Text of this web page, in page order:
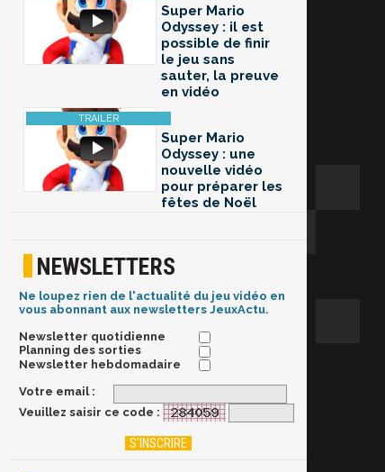
Super Mario
Odyssey : il est
possible de finir
le jeu sans
sauter, la preuve
en vidéo
Super Mario
Odyssey : une
nouvelle vidéo
pour préparer les
fêtes de Noël
NEWSLETTERS
Ne loupez rien de l'actualité du jeu vidéo en
vous abonnant aux newsletters JeuxActu.
Newsletter quotidienne
Planning des sorties
Newsletter hebdomadaire
Votre email :
Veuillez saisir ce code :